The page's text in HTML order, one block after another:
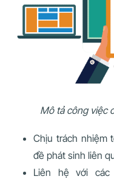
Mô tả công việc
Chịu trách nhiệm
đề phát sinh liên
Liên hệ với các